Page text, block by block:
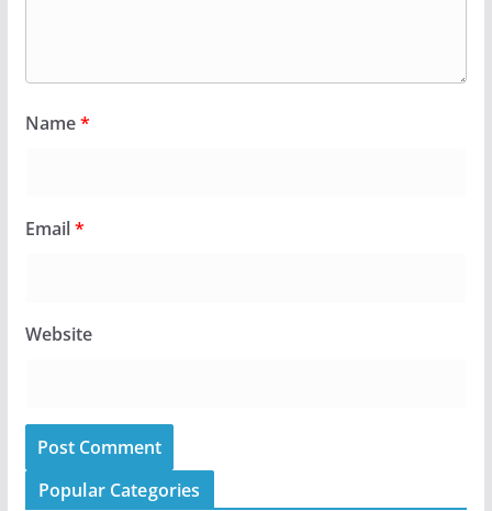
Name*
Email*
Website
Popular Categories